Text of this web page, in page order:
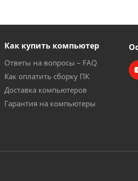
Как купить компьютер
Ответы на вопросы – FAQ
Как оплатить сборку ПК
Доставка компьютеров
Гарантия на компьютеры